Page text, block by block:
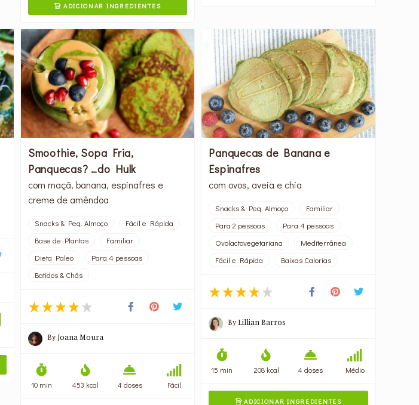
 ADICIONAR INGREDIENTES
Smoothie, Sopa Fria,
Panquecas? …do Hulk
com maçã, banana, espinafres e
creme de amêndoa
Snacks & Peq. Almoço
Fácil e Rápida
Base de Plantas
Familiar
Dieta Paleo
Para 4 pessoas
Batidos & Chás
ByJoana Moura
10 min 453 kcal 4 doses Fácil
Panquecas de Banana e
Espinafres
com ovos, aveia e chia
Snacks & Peq. Almoço
Familiar
Para 2 pessoas
Para 4 pessoas
Ovolactovegetariana
Mediterrânea
Fácil e Rápida
Baixas Calorias
ByLillian Barros
15 min 208 kcal 4 doses Médio
ADICIONAR INGREDIENTES